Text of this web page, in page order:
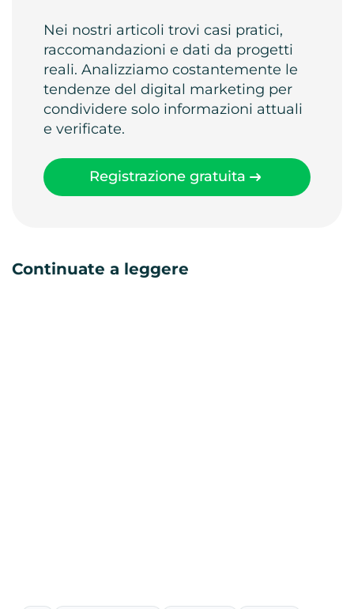
Nei nostri articoli trovi casi pratici,
raccomandazioni e dati da progetti
reali. Analizziamo costantemente le
tendenze del digital marketing per
condividere solo informazioni attuali
e verificate.
Registrazione gratuita
Continuate a leggere